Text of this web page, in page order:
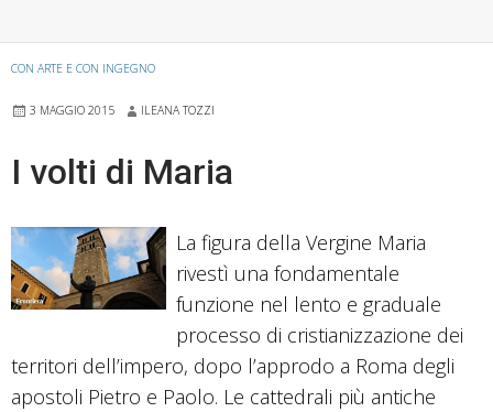
CON ARTE E CON INGEGNO
3 MAGGIO 2015 ILEANA TOZZI
I volti di Maria
La figura della Vergine Maria
rivestì una fondamentale
funzione nel lento e graduale
processo di cristianizzazione dei
territori dell’impero, dopo l’approdo a Roma degli
apostoli Pietro e Paolo. Le cattedrali più antiche